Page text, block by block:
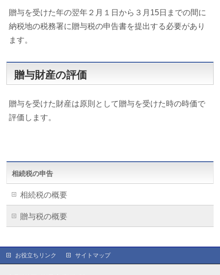
贈与を受けた年の翌年２月１日から３月15日までの間に
納税地の税務署に贈与税の申告書を提出する必要があり
ます。
贈与財産の評価
贈与を受けた財産は原則として贈与を受けた時の時価で
評価します。
相続税の申告
相続税の概要
贈与税の概要
お役立ちリンク サイトマップ